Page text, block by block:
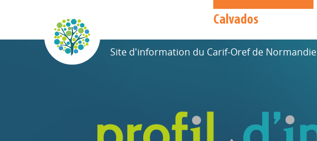
Calvados
Site d'information du Carif-Oref de Normandie